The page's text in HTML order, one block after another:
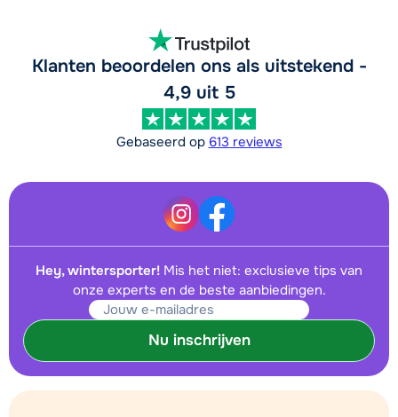
Klanten beoordelen ons als uitstekend -
4,9 uit 5
Gebaseerd op 613 reviews
Hey, wintersporter! Mis het niet: exclusieve tips van
onze experts en de beste aanbiedingen.
Nu inschrijven